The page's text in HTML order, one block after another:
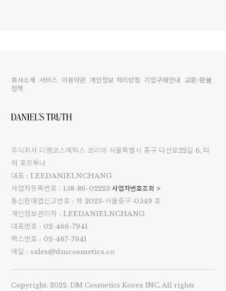
회사소개 서비스 이용약관 개인정보 처리방침 기업구매안내
교환/환불
정책
주식회사 디엠코스메틱스 코리아 서울특별시 중구 다산로22길 6, 타
워 포르투나
대표 : LEEDANIELNCHANG
사업자등록번호 : 158-86-02223 사업자번호조회 >
통신판매업신고번호 : 제 2023-서울중구-0549 호
개인정보관리자 : LEEDANIELNCHANG
대표번호 : 02-466-7941
팩스번호 : 02-467-7941
메일 : sales@dmcosmetics.co
Copyright. 2022. DM Cosmetics Korea INC. All rights